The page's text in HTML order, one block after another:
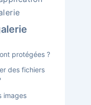
protégées ?
des fichiers
images